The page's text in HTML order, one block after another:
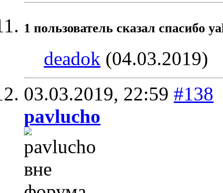
1 пользователь сказал cпасибо
deadok (04.03.2019)
03.03.2019, 22:59 #138
pavlucho